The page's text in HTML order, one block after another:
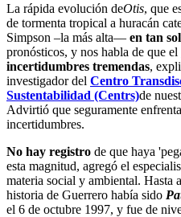
La rápida evolución deOtis, que
de tormenta tropical a huracán
Simpson –la más alta— en tan
pronósticos, y nos habla de que el
incertidumbres tremendas,
investigador del Centro
Sustentabilidad (Centrs)de
Advirtió que seguramente
incertidumbres.
No hay registro de que haya
esta magnitud, agregó el
materia social y ambiental. Hasta
historia de Guerrero había sido
el 6 de octubre 1997, y fue de